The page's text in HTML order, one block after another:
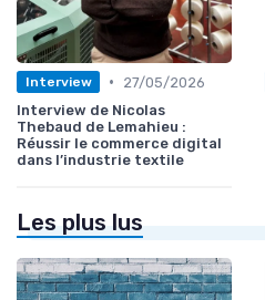
Interview •
27/05/2026
Interview de Nicolas
Thebaud de Lemahieu :
Réussir le commerce digital
dans l’industrie textile
Les plus lus